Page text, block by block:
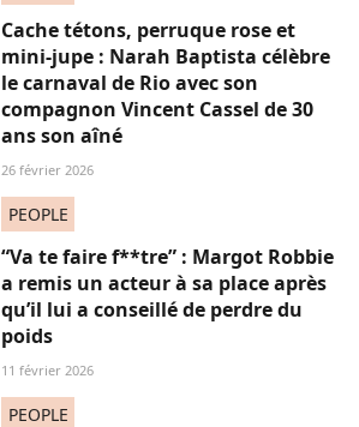
Cache tétons, perruque rose et
mini-jupe : Narah Baptista célèbre
le carnaval de Rio avec son
compagnon Vincent Cassel de 30
ans son aîné
26 février 2026
PEOPLE
“Va te faire f**tre” : Margot Robbie
a remis un acteur à sa place après
qu’il lui a conseillé de perdre du
poids
11 février 2026
PEOPLE